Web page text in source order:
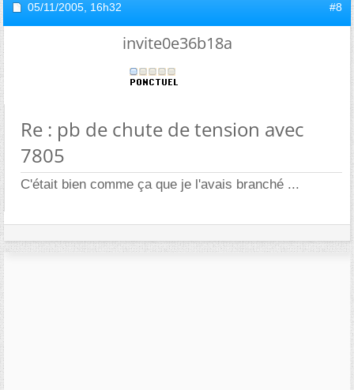
05/11/2005, 16h32 #8
invite0e36b18a
Re : pb de chute de tension avec
7805
C'était bien comme ça que je l'avais branché ...